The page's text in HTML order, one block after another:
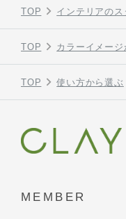
TOP インテリアの
TOP カラーイメージ
TOP 使い方から選ぶ
MEMBER